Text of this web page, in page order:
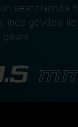
seanslarında
ince gövdesi ile